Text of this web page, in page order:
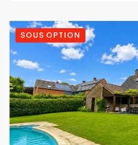
SOUS OPTION